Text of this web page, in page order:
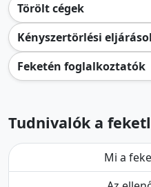
Törölt cégek
Kényszertörlési
Feketén foglalkoztatók
Tudnivalók a
Mi a